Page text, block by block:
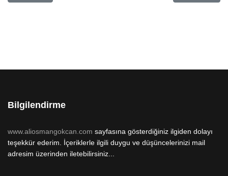
Bilgilendirme
www.aliosmangokcan.com sayfasına gösterdiğiniz ilgiden dolayı
teşekkür ederim. İçeriklerle ilgili duygu ve düşüncelerinizi mail
adresim üzerinden iletebilirsiniz...